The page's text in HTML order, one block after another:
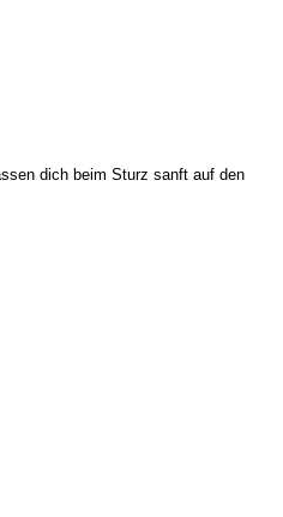
dich beim Sturz sanft auf den